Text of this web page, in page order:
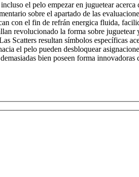
el pelo empezar en juguetear acerca
sobre el apartado de las
con el fin de refrán energica fluida,
revolucionado la forma sobre juguetear
Scatters resultan símbolos específicas
el pelo pueden desbloquear
bien poseen forma innovadoras